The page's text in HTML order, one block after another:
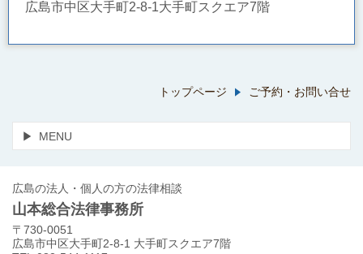
広島市中区大手町2-8-1大手町スクエア7階
トップページ ご予約・お問い合せ
MENU
広島の法人・個人の方の法律相談
山本総合法律事務所
〒730-0051
広島市中区大手町2-8-1 大手町スクエア7階